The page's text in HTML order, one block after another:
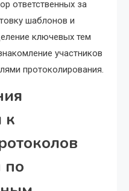
ответственных за
шаблонов и
ключевых тем
участников
протоколирования.
к
по